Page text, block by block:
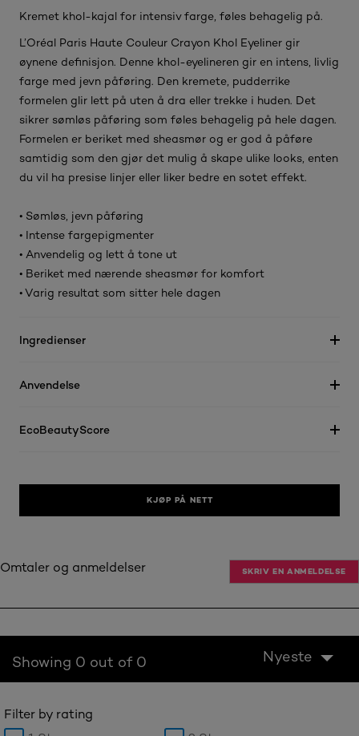
Kremet khol-kajal for intensiv farge, føles behagelig på.
L’Oréal Paris Haute Couleur Crayon Khol Eyeliner gir
øynene definisjon. Denne khol-eyelineren gir en intens, livlig
farge med jevn påføring. Den kremete, pudderrike
formelen glir lett på uten å dra eller trekke i huden. Det
sikrer sømløs påføring som føles behagelig på hele dagen.
Formelen er beriket med sheasmør og er god å påføre
samtidig som den gjør det mulig å skape ulike looks, enten
du vil ha presise linjer eller liker bedre en sotet effekt.
• Sømløs, jevn påføring
• Intense fargepigmenter
• Anvendelig og lett å tone ut
• Beriket med nærende sheasmør for komfort
• Varig resultat som sitter hele dagen
Ingredienser
Anvendelse
EcoBeautyScore
KJØP PÅ NETT
Omtaler og anmeldelser SKRIV EN ANMELDELSE
Showing 0 out of 0 Nyeste
Filter by rating